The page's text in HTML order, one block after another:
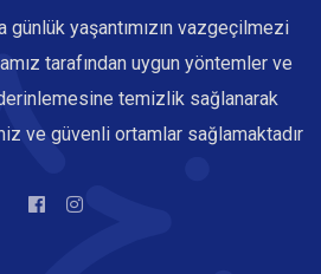
günlük yaşantımızın vazgeçilmezi
tarafından uygun yöntemler ve
temizlik sağlanarak
ve güvenli ortamlar sağlamaktadır